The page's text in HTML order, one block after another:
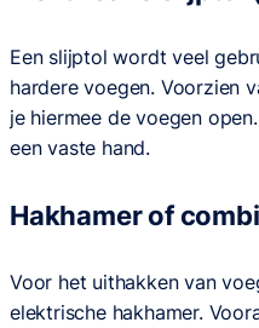
Een slijptol wordt veel
hardere voegen. Voorzien
je hiermee de voegen
een vaste hand.
Hakhamer of
Voor het uithakken van
elektrische hakhamer.